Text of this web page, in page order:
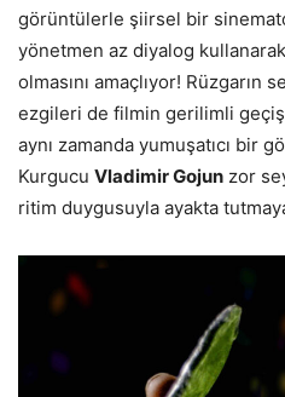
görüntülerle şiirsel bir
yönetmen az diyalog
olmasını amaçlıyor! Rüzgarın
ezgileri de filmin gerilimli
aynı zamanda yumuşatıcı bir
Kurgucu Vladimir Gojun zor
ritim duygusuyla ayakta